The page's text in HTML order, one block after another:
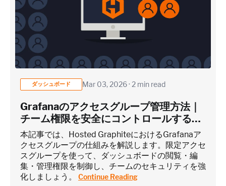
monitoring)
Application / Custom metric event footprint
Custom metrics are defined and emitted from your app code
Heroku Applications
~75 metrics (typical baseline monitoring)
Estimate
ダッシュボード Mar 03, 2026 · 2 min read
Grafanaのアクセスグループ管理方法｜
チーム権限を安全にコントロールするに
は？
本記事では、Hosted GraphiteにおけるGrafanaア
クセスグループの仕組みを解説します。限定アクセ
スグループを使って、ダッシュボードの閲覧・編
集・管理権限を制御し、チームのセキュリティを強
化しましょう。 Continue Reading